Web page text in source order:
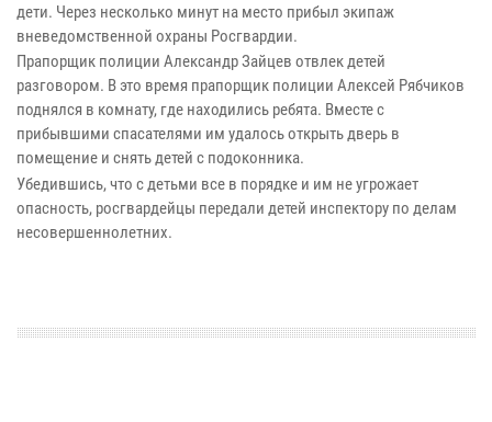
дети. Через несколько минут на место прибыл экипаж
вневедомственной охраны Росгвардии.
Прапорщик полиции Александр Зайцев отвлек детей
разговором. В это время прапорщик полиции Алексей Рябчиков
поднялся в комнату, где находились ребята. Вместе с
прибывшими спасателями им удалось открыть дверь в
помещение и снять детей с подоконника.
Убедившись, что с детьми все в порядке и им не угрожает
опасность, росгвардейцы передали детей инспектору по делам
несовершеннолетних.